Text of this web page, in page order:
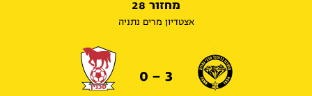
מחזור 28
אצטדיון מרים נתניה
3 - 0